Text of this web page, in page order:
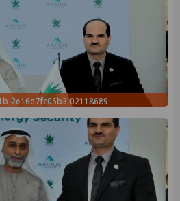
02118689-e7e1-4f2d-9e1b-2e16e7fc05b3